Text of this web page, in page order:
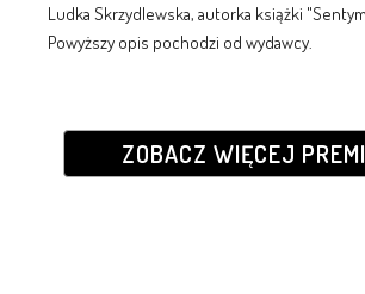
Ludka Skrzydlewska, autorka książki
Powyższy opis pochodzi od wydawcy.
ZOBACZ WIĘCEJ